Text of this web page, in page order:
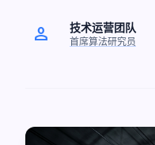
person 技术运营团队
首席算法研究员